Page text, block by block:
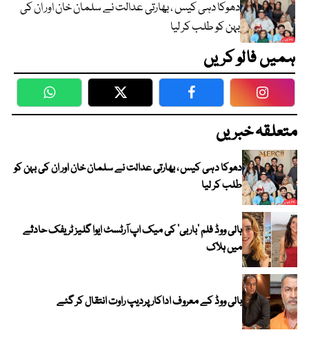
دھوکا دہی کیس ، بھارتی عدالت نے سلمان خان اور ان کی
بہن کو طلب کر لیا
ہمیں فالو کریں
WhatsApp Twitter Facebook
متعلقہ خبریں
دھوکا دہی کیس ، بھارتی عدالت نے سلمان خان اور ان کی بہن کو
طلب کر لیا
ہالی ووڈ فلم ’باربی‘ کی میک اپ آرٹسٹ ایوا گلیز ٹریفک حادثے
میں ہلاک
بالی ووڈ کے معروف اداکار پردیپ راوت انتقال کر گئے